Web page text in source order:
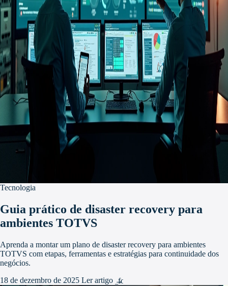
Tecnologia
Guia prático de disaster recovery para
ambientes TOTVS
Aprenda a montar um plano de disaster recovery para ambientes
TOTVS com etapas, ferramentas e estratégias para continuidade dos
negócios.
18 de dezembro de 2025 Ler artigo
arrow_forward